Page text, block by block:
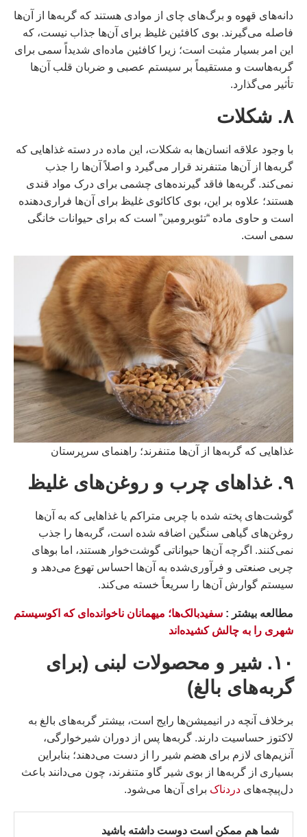
دانه‌های قهوه و برگ‌های چای از موادی هستند که گربه‌ها از آن‌ها
فاصله می‌گیرند. بوی کافئین غلیظ برای آن‌ها جذاب نیست، که
این امر بسیار مثبت است؛ زیرا کافئین ماده‌ای شدیداً سمی برای
گربه‌هاست و مستقیماً بر سیستم عصبی و ضربان قلب آن‌ها
تأثیر می‌گذارد.
۸. شکلات
با وجود علاقه انسان‌ها به شکلات، این ماده در دسته غذاهایی که
گربه‌ها از آن‌ها متنفرند قرار می‌گیرد و اصلاً آن‌ها را جذب
نمی‌کند. گربه‌ها فاقد گیرنده‌های چشمی برای درک مواد قندی
هستند؛ علاوه بر این، بوی کاکائوی غلیظ برای آن‌ها فراری‌دهنده
است و حاوی ماده “تئوبرومین” است که برای حیوانات خانگی
سمی است.
غذاهایی که گربه‌ها از آن‌ها متنفرند؛ راهنمای سرپرستان
۹. غذاهای چرب و روغن‌های غلیظ
گوشت‌های پخته شده با چربی متراکم یا غذاهایی که به آن‌ها
روغن‌های گیاهی سنگین اضافه شده است، گربه‌ها را جذب
نمی‌کنند. اگرچه آن‌ها حیواناتی گوشت‌خوار هستند، اما بوهای
چربی صنعتی و فرآوری‌شده به آن‌ها احساس تهوع می‌دهد و
سیستم گوارش آن‌ها را سریعاً خسته می‌کند.
مطالعه بيشتر : سفیدبالک‌ها؛ میهمانان ناخوانده‌ای که اکوسیستم
شهری را به چالش کشیده‌اند
۱۰. شیر و محصولات لبنی (برای
گربه‌های بالغ)
برخلاف آنچه در انیمیشن‌ها رایج است، بیشتر گربه‌های بالغ به
لاکتوز حساسیت دارند. گربه‌ها پس از دوران شیرخوارگی،
آنزیم‌های لازم برای هضم شیر را از دست می‌دهند؛ بنابراین
بسیاری از گربه‌ها از بوی شیر گاو متنفرند، چون می‌دانند باعث
دل‌پیچه‌های دردناک برای آن‌ها می‌شود.
شما هم ممکن است دوست داشته باشید